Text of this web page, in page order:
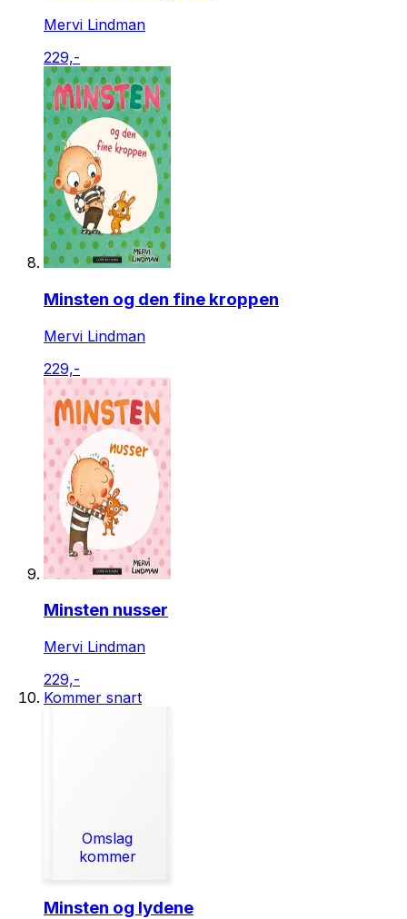
Mervi Lindman
229,-
Minsten og den fine kroppen
Mervi Lindman
229,-
Minsten nusser
Mervi Lindman
229,-
Kommer snart
Omslag
kommer
Minsten og lydene